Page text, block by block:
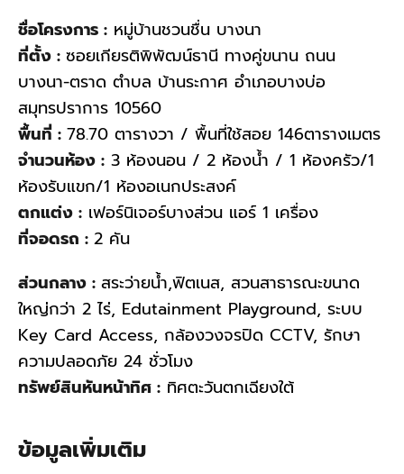
ชื่อโครงการ : หมู่บ้านชวนชื่น บางนา
ที่ตั้ง : ซอยเกียรติพิพัฒน์ธานี ทางคู่ขนาน ถนน
บางนา-ตราด ตำบล บ้านระกาศ อำเภอบางบ่อ
สมุทรปราการ 10560
พื้นที่ : 78.70 ตารางวา / พื้นที่ใช้สอย 146ตารางเมตร
จำนวนห้อง : 3 ห้องนอน / 2 ห้องน้ำ / 1 ห้องครัว/1
ห้องรับแขก/1 ห้องอเนกประสงค์
ตกแต่ง : เฟอร์นิเจอร์บางส่วน แอร์ 1 เครื่อง
ที่จอดรถ : 2 คัน
ส่วนกลาง : สระว่ายน้ำ,ฟิตเนส, สวนสาธารณะขนาด
ใหญ่กว่า 2 ไร่, Edutainment Playground, ระบบ
Key Card Access, กล้องวงจรปิด CCTV, รักษา
ความปลอดภัย 24 ชั่วโมง
ทรัพย์สินหันหน้าทิศ : ทิศตะวันตกเฉียงใต้
ข้อมูลเพิ่มเติม